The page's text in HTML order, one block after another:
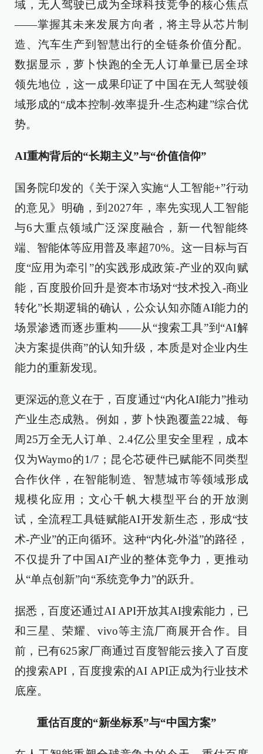
域，无人驾驶已成为全球科技竞争的核心焦点
——掌握其未来发展方向者，将主导从芯片制
造、汽车生产到智慧出行的全链条价值分配。
数据显示，萝卜快跑的全无人订单量已居全球
领先地位，这一成果印证了中国在无人驾驶领
域形成的“成本控制-效率提升-生态构建”综合优
势。
AI重构背后的“长期主义”与“价值信仰”
国务院印发的《关于深入实施“人工智能+”行动
的意见》明确，到2027年，率先实现人工智能
与6大重点领域广泛深度融合，新一代智能终
端、智能体等应用普及率超70%。这一目标与百
度“应用为牵引”的实践形成政策-产业的双向赋
能，百度股价回升是资本市场对“技术投入-商业
转化”长期逻辑的确认，公众认知亦随AI能力的
场景渗透而逐步重构——从“搜索工具”到“AI解
决方案提供商”的认知升级，本质是对企业内生
能力的重新发现。
更深远的意义在于，百度通过“内化AI能力”推动
产业生态成熟。例如，萝卜快跑覆盖22城、每
周25万全无人订单、2.4亿公里安全里程，成本
仅为Waymo的1/7；昆仑芯硬件已赋能不同类型
合作伙伴，在智能制造、智慧城市等领域形成
规模化应用；文心千帆大模型平台的开放测
试，全流程工具链赋能AI开发新生态，形成“技
术-产业”的正向循环。这种“内化-外溢”的路径，
不仅提升了中国AI产业的整体竞争力，更推动
从“单点创新”向“系统竞争力”的跃升。
据悉，百度还通过AI API开放其AI搜索能力，已
和三星、荣耀、vivo等主流厂商展开合作。目
前，已有625家厂商通过百度智能云接入了百度
的搜索API，百度搜索的AI API正成为行业技术
底座。
重估百度的“新坐标系”与“中国方案”